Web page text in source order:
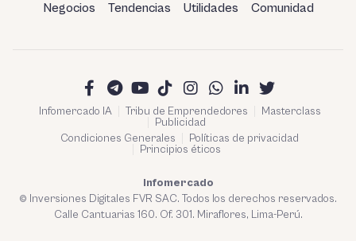
Negocios Tendencias Utilidades Comunidad
Infomercado IA Tribu de Emprendedores
Masterclass
Publicidad
Condiciones Generales
Políticas de privacidad
Principios éticos
Infomercado
© Inversiones Digitales FVR SAC. Todos los derechos reservados.
Calle Cantuarias 160. Of. 301. Miraflores, Lima-Perú.